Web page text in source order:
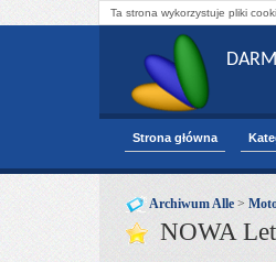
Ta strona wykorzystuje pliki
Strona główna
Archiwum Alle >
NOWA